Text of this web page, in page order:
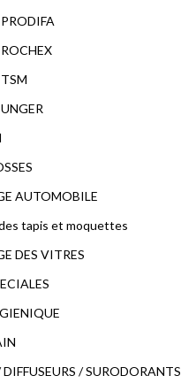
AUTOMOBILE
tapis et moquettes
DES VITRES
DIFFUSEURS / SURODORANTS